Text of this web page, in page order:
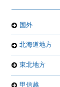
国外
北海道地方
東北地方
甲信越